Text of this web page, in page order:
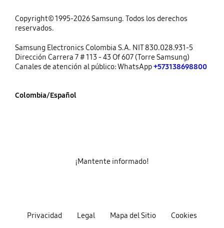
Copyright© 1995-2026 Samsung. Todos los derechos
reservados.
Samsung Electronics Colombia S.A. NIT 830.028.931-5
Dirección Carrera 7 # 113 - 43 Of 607 (Torre Samsung)
Canales de atención al público: WhatsApp+573138698800
Colombia/Español
Privacidad Legal Mapa del Sitio Cookies
¡Mantente informado!